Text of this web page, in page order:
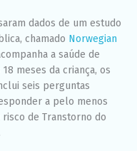
dados de um estudo
chamado Norwegian
a saúde de
meses da criança, os
seis perguntas
a pelo menos
risco de Transtorno do